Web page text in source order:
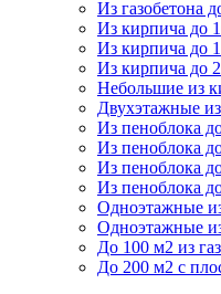
Из газобетона
Из кирпича до
Из кирпича до
Из кирпича до
Небольшие из
Двухэтажные
Из пеноблока
Из пеноблока
Из пеноблока
Из пеноблока
Одноэтажные
Одноэтажные
До 100 м2 из
До 200 м2 с